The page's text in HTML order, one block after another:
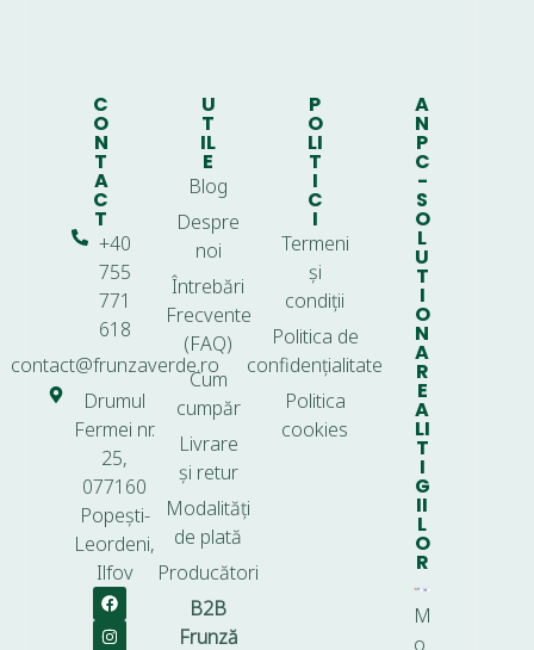
C
O
N
T
A
C
T
+40
755
771
618
contact@frunzaverde.ro
Drumul
Fermei nr.
25,
077160
Popești-
Leordeni,
Ilfov
U
T
IL
E
Blog
Despre
noi
Întrebări
Frecvente
(FAQ)
Cum
cumpăr
Livrare
și retur
Modalități
de plată
Producători
B2B
Frunză
P
O
LI
T
I
C
I
Termeni
și
condiții
Politica de
confidențialitate
Politica
cookies
A
N
P
C
-
S
O
L
U
T
I
O
N
A
R
E
A
LI
T
I
G
II
L
O
R
M
o